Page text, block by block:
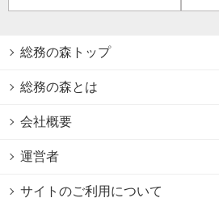
総務の森トップ
総務の森とは
会社概要
運営者
サイトのご利用について